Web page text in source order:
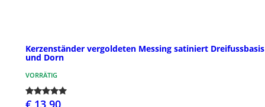
Kerzenständer vergoldeten Messing satiniert Dreifussbasis
und Dorn
VORRÄTIG